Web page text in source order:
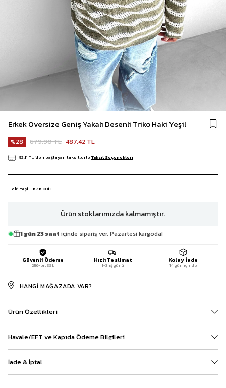
Erkek Oversize Geniş Yakalı Desenli Triko Haki Yeşil
28 679,90 TL 487,42 TL
92,11 TL`den başlayan taksitlerle Taksit Seçenekleri
Haki Yeşil | KZK.0013
Ürün stoklarımızda kalmamıştır.
1 gün 23 saat içinde sipariş ver, Pazartesi kargoda!
Güvenli Ödeme
256-bit SSL
Hızlı Teslimat
1-3 iş günü
Kolay İade
14 gün içinde
HANGI MAĞAZADA VAR?
Ürün Özellikleri
Havale/EFT ve Kapıda Ödeme Bilgileri
İade & İptal